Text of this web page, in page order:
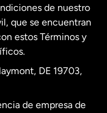
de nuestro
que se encuentran
estos Términos y
DE 19703,
de empresa de